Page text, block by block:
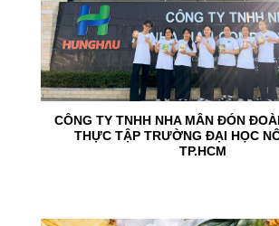
CÔNG TY TNHH NHA MÂN ĐÓN
THỰC TẬP TRƯỜNG ĐẠI HỌC
TP.HCM